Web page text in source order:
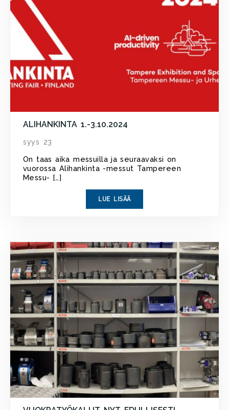
ALIHANKINTA 1.-3.10.2024
syys 23
On taas aika messuilla ja seuraavaksi on
vuorossa Alihankinta -messut Tampereen
Messu- […]
LUE LISÄÄ